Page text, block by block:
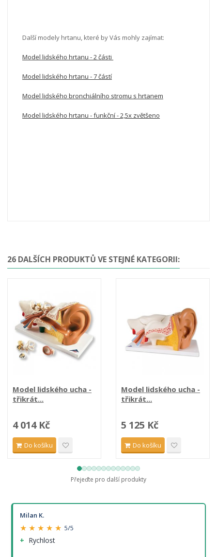
Další modely hrtanu, které by Vás mohly zajímat:
Model lidského hrtanu - 2 části
Model lidského hrtanu - 7 částí
Model lidského bronchiálního stromu s hrtanem
Model lidského hrtanu - funkční - 2,5x zvětšeno
26 DALŠÍCH PRODUKTŮ VE STEJNÉ KATEGORII:
Model lidského ucha -
třikrát...
4 014 Kč
Do košíku
Model lidského ucha -
třikrát...
5 125 Kč
Do košíku
Přejeďte pro další produkty
Milan K.
★ ★ ★ ★ ★ 5/5
Rychlost